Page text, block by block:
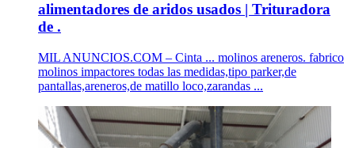
alimentadores de aridos usados | Trituradora
de .
MIL ANUNCIOS.COM – Cinta ... molinos areneros. fabrico
molinos impactores todas las medidas,tipo parker,de
pantallas,areneros,de matillo loco,zarandas ...